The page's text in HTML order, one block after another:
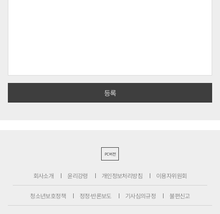
PC버전
회사소개 윤리강령 개인정보처리방침 이용자위원회
청소년보호정책 정정·반론보도 기사심의규정 불편신고